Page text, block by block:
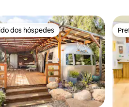
preferidos dos hóspedes
dos hóspedes